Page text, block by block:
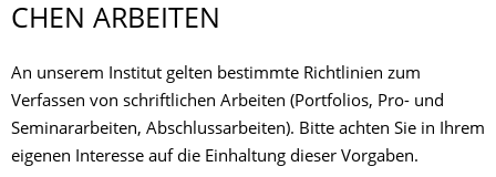
CHEN ARBEITEN
An unserem Institut gelten bestimmte Richtlinien zum
Verfassen von schriftlichen Arbeiten (Portfolios, Pro- und
Seminararbeiten, Abschlussarbeiten). Bitte achten Sie in Ihrem
eigenen Interesse auf die Einhaltung dieser Vorgaben.